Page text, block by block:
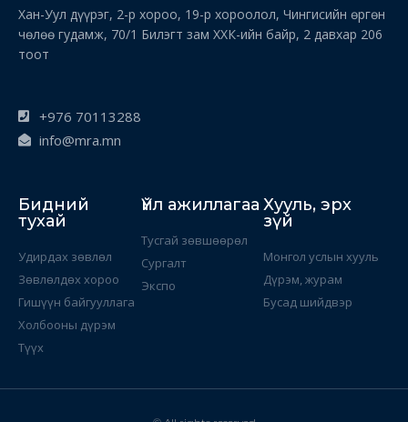
Хан-Уул дүүрэг, 2-р хороо, 19-р хороолол, Чингисийн өргөн
чөлөө гудамж, 70/1 Билэгт зам ХХК-ийн байр, 2 давхар 206
тоот
+976 70113288
info@mra.mn
Бидний
тухай
Удирдах зөвлөл
Зөвлөлдөх хороо
Гишүүн байгууллага
Холбооны дүрэм
Түүх
Үйл ажиллагаа
Тусгай зөвшөөрөл
Сургалт
Экспо
Хууль, эрх
зүй
Монгол услын хууль
Дүрэм, журам
Бусад шийдвэр